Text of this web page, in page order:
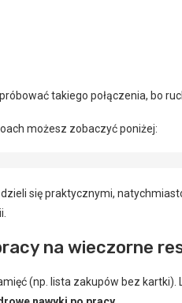
takiego połączenia, bo
możesz zobaczyć poniżej:
się praktycznymi,
na wieczorne
(np. lista zakupów bez kartki).